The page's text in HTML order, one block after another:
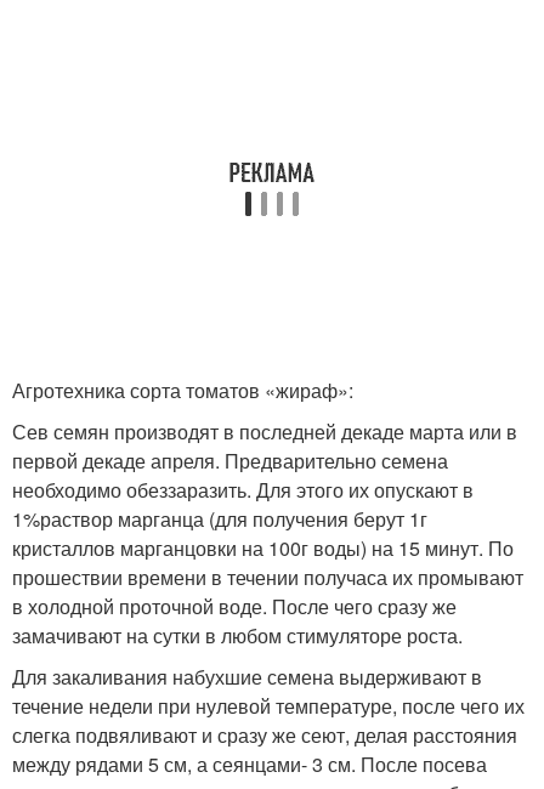
Агротехника сорта томатов «жираф»:
Сев семян производят в последней декаде марта или в
первой декаде апреля. Предварительно семена
необходимо обеззаразить. Для этого их опускают в
1%раствор марганца (для получения берут 1г
кристаллов марганцовки на 100г воды) на 15 минут. По
прошествии времени в течении получаса их промывают
в холодной проточной воде. После чего сразу же
замачивают на сутки в любом стимуляторе роста.
Для закаливания набухшие семена выдерживают в
течение недели при нулевой температуре, после чего их
слегка подвяливают и сразу же сеют, делая расстояния
между рядами 5 см, а сеянцами- 3 см. После посева